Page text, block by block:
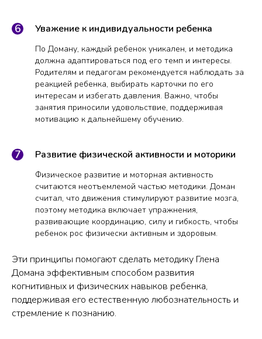
Уважение к индивидуальности ребенка
По Доману, каждый ребенок уникален, и методика
должна адаптироваться под его темп и интересы.
Родителям и педагогам рекомендуется наблюдать за
реакцией ребенка, выбирать карточки по его
интересам и избегать давления. Важно, чтобы
занятия приносили удовольствие, поддерживая
мотивацию к дальнейшему обучению.
Развитие физической активности и моторики
Физическое развитие и моторная активность
считаются неотъемлемой частью методики. Доман
считал, что движения стимулируют развитие мозга,
поэтому методика включает упражнения,
развивающие координацию, силу и гибкость, чтобы
ребенок рос физически активным и здоровым.
Эти принципы помогают сделать методику Глена
Домана эффективным способом развития
когнитивных и физических навыков ребенка,
поддерживая его естественную любознательность и
стремление к познанию.